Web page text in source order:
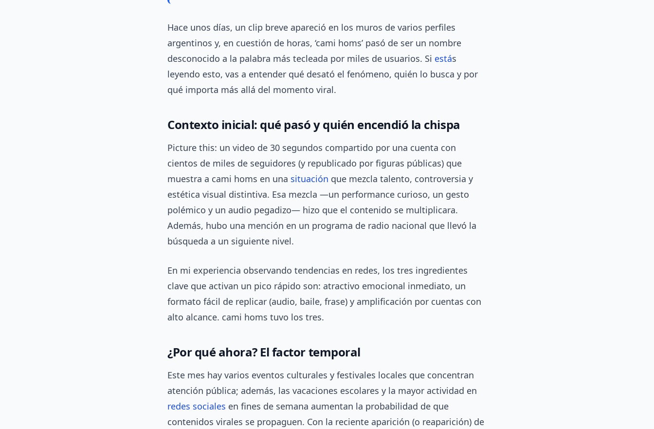
Hace unos días, un clip breve apareció en los muros de varios perfiles
argentinos y, en cuestión de horas, ‘cami homs’ pasó de ser un nombre
desconocido a la palabra más tecleada por miles de usuarios. Si estás
leyendo esto, vas a entender qué desató el fenómeno, quién lo busca y por
qué importa más allá del momento viral.
Contexto inicial: qué pasó y quién encendió la chispa
Picture this: un video de 30 segundos compartido por una cuenta con
cientos de miles de seguidores (y republicado por figuras públicas) que
muestra a cami homs en una situación que mezcla talento, controversia y
estética visual distintiva. Esa mezcla —un performance curioso, un gesto
polémico y un audio pegadizo— hizo que el contenido se multiplicara.
Además, hubo una mención en un programa de radio nacional que llevó la
búsqueda a un siguiente nivel.
En mi experiencia observando tendencias en redes, los tres ingredientes
clave que activan un pico rápido son: atractivo emocional inmediato, un
formato fácil de replicar (audio, baile, frase) y amplificación por cuentas con
alto alcance. cami homs tuvo los tres.
¿Por qué ahora? El factor temporal
Este mes hay varios eventos culturales y festivales locales que concentran
atención pública; además, las vacaciones escolares y la mayor actividad en
redes sociales en fines de semana aumentan la probabilidad de que
contenidos virales se propaguen. Con la reciente aparición (o reaparición) de